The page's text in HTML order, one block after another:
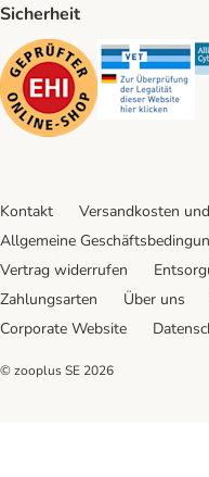
Sicherheit
Security
Kontakt Versandkosten
Allgemeine
Vertrag widerrufen
Zahlungsarten
Über uns
Corporate Website
© zooplus SE 2026